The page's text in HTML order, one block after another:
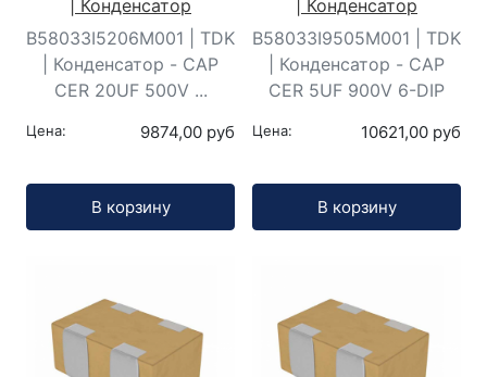
| Конденсатор
B58033I5206M001 | TDK
| Конденсатор - CAP
CER 20UF 500V ...
Цена: 9874,00 руб
В корзину
| Конденсатор
B58033I9505M001 | TDK
| Конденсатор - CAP
CER 5UF 900V 6-DIP
Цена: 10621,00 руб
В корзину